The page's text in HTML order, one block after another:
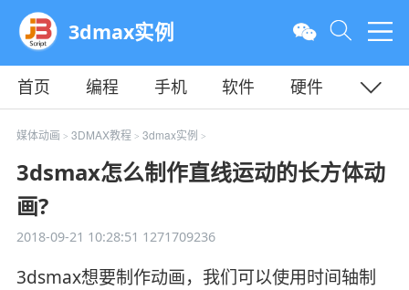
3dmax实例
首页 编程 手机 软件
硬件
教程
平面 服务器
媒体动画 > 3DMAX教程 > 3dmax实例 >
3dsmax怎么制作直线运动的长方体动
画?
2018-09-21 10:28:51 1271709236
3dsmax想要制作动画，我们可以使用时间轴制